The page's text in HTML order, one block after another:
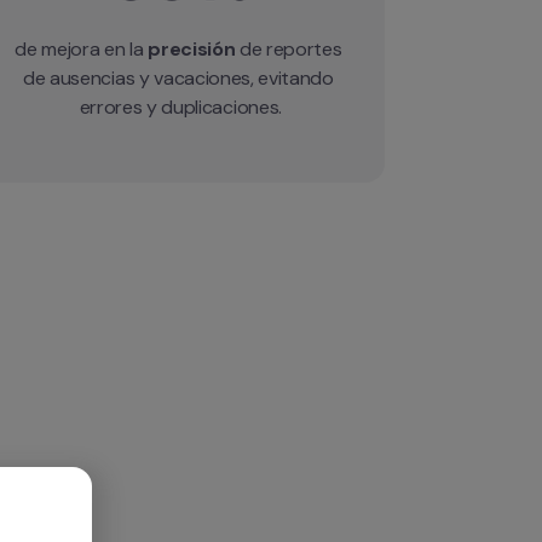
de mejora en la precisión de reportes
de ausencias y vacaciones, evitando
errores y duplicaciones.